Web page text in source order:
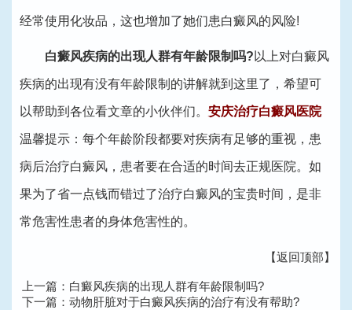
经常使用化妆品，这也增加了她们患白癜风的风险!
白癜风疾病的出现人群有年龄限制吗? 以上对白癜风
疾病的出现有没有年龄限制的讲解就到这里了，希望可
以帮助到各位看文章的小伙伴们。安庆治疗白癜风医院
温馨提示：每个年龄阶段都要对疾病有足够的重视，患
病后治疗白癜风，患者要在合适的时间去正规医院。如
果为了省一点钱而错过了治疗白癜风的宝贵时间，是非
常危害性患者的身体危害性的。
【返回顶部】
上一篇： 白癜风疾病的出现人群有年龄限制吗?
下一篇： 动物肝脏对于白癜风疾病的治疗有没有帮助?